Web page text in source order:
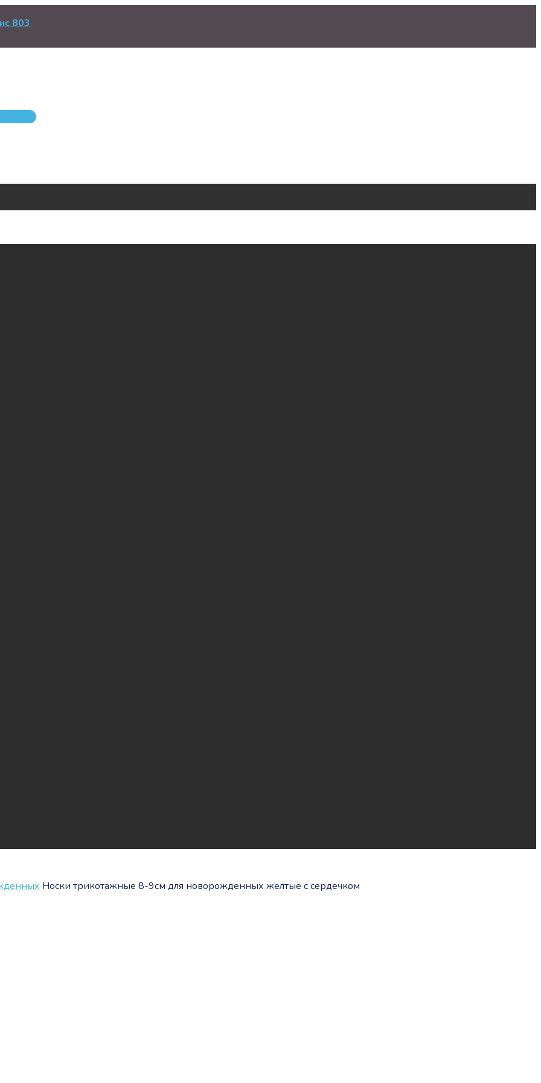
803
Носки трикотажные 8-9см для новорожденных желтые с сердечком